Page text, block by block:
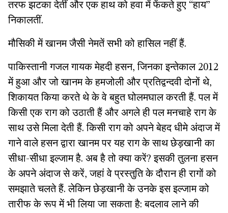
तरफ झटका देतीं और एक हाथ को हवा में फेंकते हुए “हाय”
निकालतीं.
मौसिकी में खानम जैसी नेमतें सभी को हासिल नहीं हैं.
पाकिस्तानी गजल गायक मेहदी हसन, जिनका इन्तेकाल 2012
में हुआ और जो खानम के हमजोली और प्रतिद्वन्दवी दोनों थे,
शिकायत किया करते थे के वे बहुत घोलमघाल करती हैं. पल में
किसी एक राग को उठाती हैं और अगले ही पल मनचाहे राग के
साथ उसे मिला देती हैं. किसी राग को अपने बेहद धीमे अंदाज में
गाने वाले हसन द्वारा खानम पर यह राग के साथ छेड़खानी का
सीधा-सीधा इल्जाम है. अब है तो क्या करें? इसकी तुलना हसन
के अपने अंदाज से करें, जहां वे प्रस्तुति के दौरान ही रागों को
समझाते चलते हैं. लेकिन छेड़खानी के उनके इस इल्जाम को
तारीफ के रूप में भी लिया जा सकता है: बदलाव लाने की